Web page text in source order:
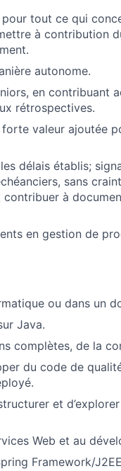
Blog
tout ce qui
à contribution
autonome.
en contribuant
rétrospectives.
valeur ajoutée
délais établis;
sans
à
en gestion de
ou dans un
Java.
complètes, de la
du code de
et
Web et au
Framework/